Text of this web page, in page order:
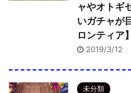
ャやオトギ
いガチャが
ロンティア】
2019/3/12
未分類